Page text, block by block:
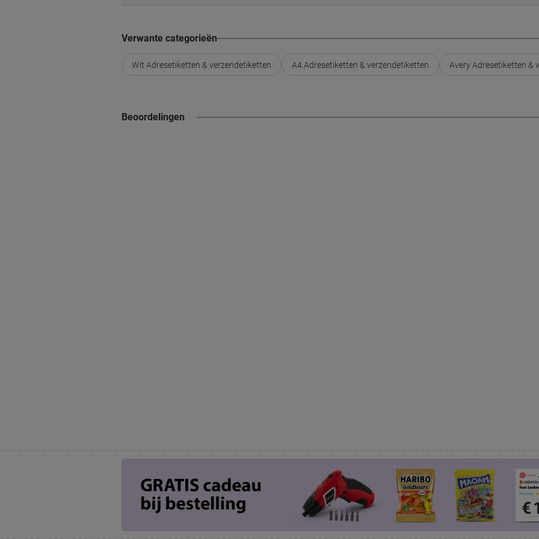
Verwante categorieën
Wit Adresetiketten & verzendetiketten A4 Adresetiketten & verzendetiketten Avery Adresetiketten &
Beoordelingen